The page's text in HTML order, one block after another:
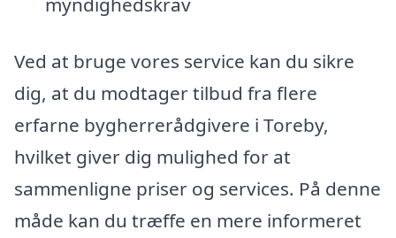
Ved at bruge vores service kan du sikre
dig, at du modtager tilbud fra flere
erfarne bygherrerådgivere i Toreby,
hvilket giver dig mulighed for at
sammenligne priser og services. På denne
måde kan du træffe en mere informeret